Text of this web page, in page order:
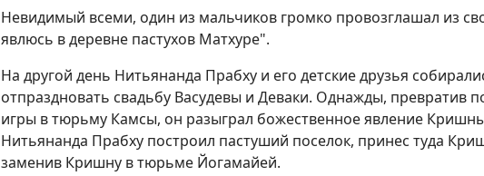
Невидимый всеми, один из мальчиков громко провозглашал из
явлюсь в деревне пастухов Матхуре".
На другой день Нитьянанда Прабху и его детские друзья
отпраздновать свадьбу Васудевы и Деваки. Однажды, превратив
игры в тюрьму Камсы, он разыграл божественное явление
Нитьянанда Прабху построил пастуший поселок, принес туда
заменив Кришну в тюрьме Йогамайей.